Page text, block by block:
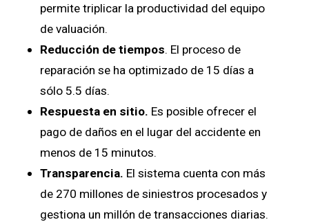
permite triplicar la productividad del equipo
de valuación.
Reducción de tiempos. El proceso de
reparación se ha optimizado de 15 días a
sólo 5.5 días.
Respuesta en sitio. Es posible ofrecer el
pago de daños en el lugar del accidente en
menos de 15 minutos.
Transparencia. El sistema cuenta con más
de 270 millones de siniestros procesados y
gestiona un millón de transacciones diarias.